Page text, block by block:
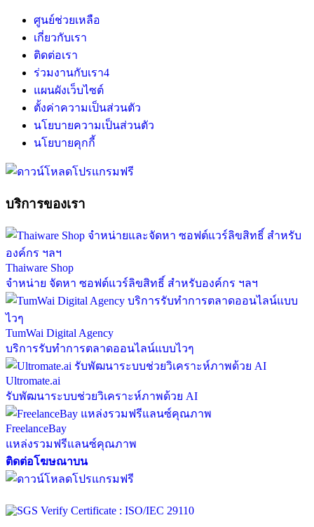
ศูนย์ช่วยเหลือ
เกี่ยวกับเรา
ติดต่อเรา
ร่วมงานกับเรา4
แผนผังเว็บไซต์
ตั้งค่าความเป็นส่วนตัว
นโยบายความเป็นส่วนตัว
นโยบายคุกกี้
บริการของเรา
Thaiware Shop
จำหน่าย จัดหา ซอฟต์แวร์ลิขสิทธิ์ สำหรับองค์กร ฯลฯ
TumWai Digital Agency
บริการรับทำการตลาดออนไลน์แบบไวๆ
Ultromate.ai
รับพัฒนาระบบช่วยวิเคราะห์ภาพด้วย AI
FreelanceBay
แหล่งรวมฟรีแลนซ์คุณภาพ
ติดต่อโฆษณาบน